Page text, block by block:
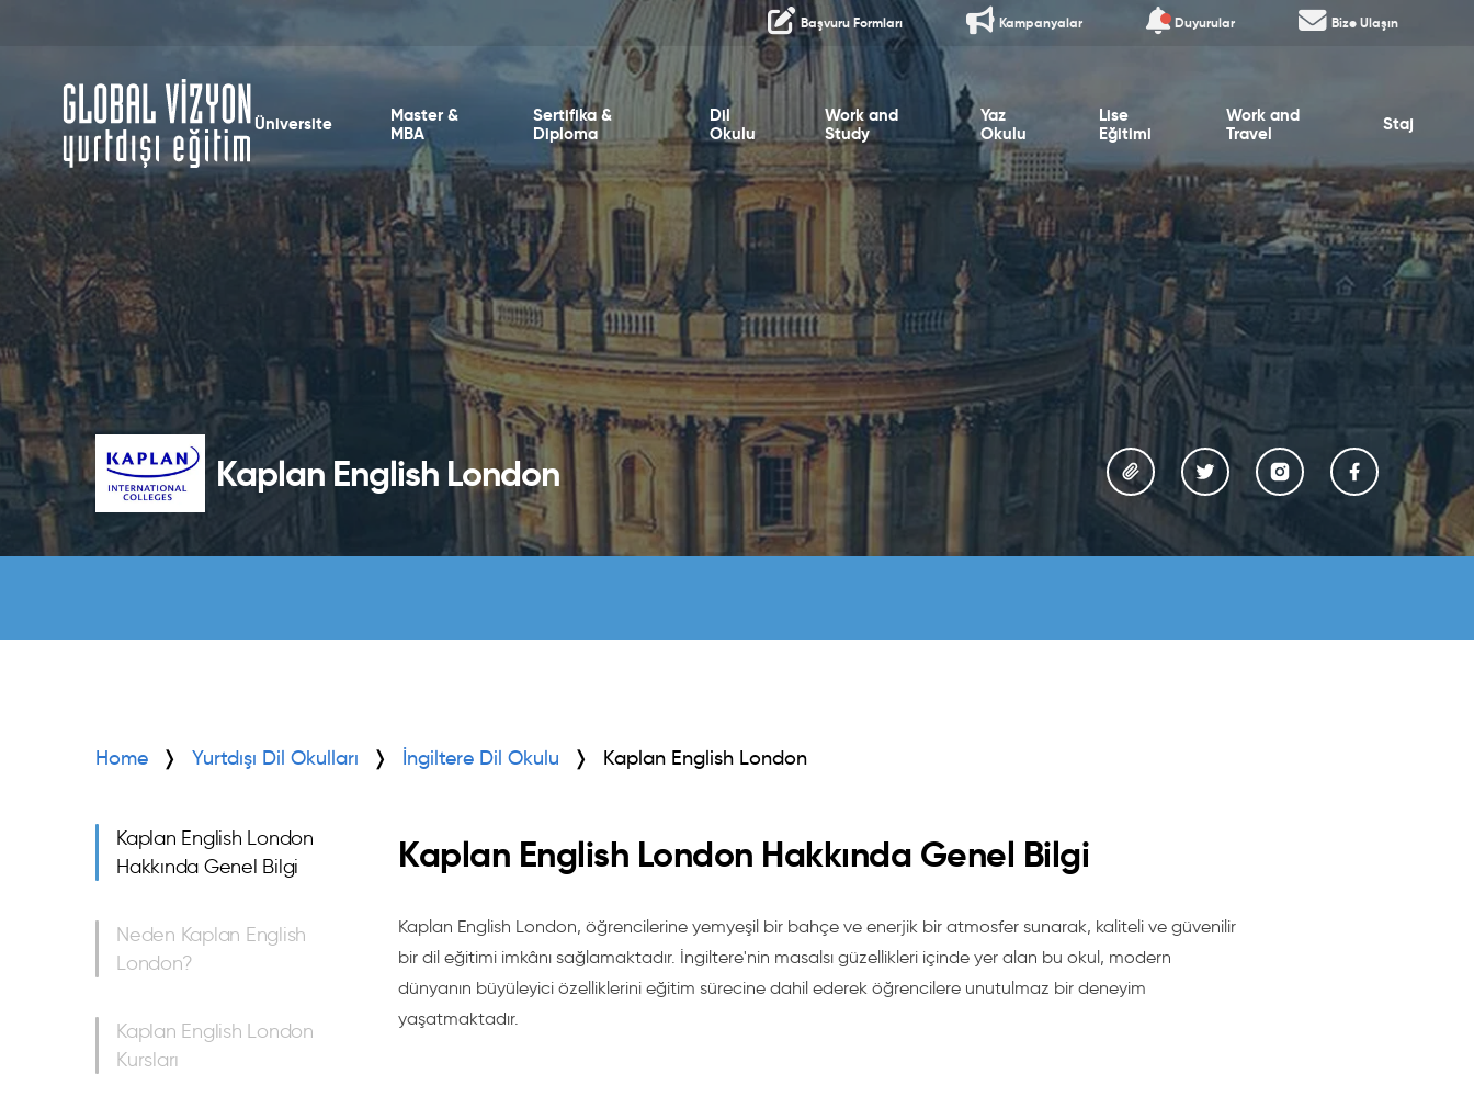
Bize Ulaşın
Duyurular
Kampanyalar
Başvuru Formları
Üniversite
Master &
MBA
Sertifika &
Diploma
Dil
Okulu
Work and
Study
Yaz
Okulu
Lise
Eğitimi
Work and
Travel
Staj
Kaplan English London
Home Yurtdışı Dil Okulları İngiltere Dil Okulu Kaplan English London
Kaplan English London
Hakkında Genel Bilgi
Neden Kaplan English
London?
Kaplan English London
Kursları
Kaplan English London Hakkında Genel Bilgi
Kaplan English London, öğrencilerine yemyeşil bir bahçe ve enerjik bir atmosfer sunarak, kaliteli ve güvenilir
bir dil eğitimi imkânı sağlamaktadır. İngiltere'nin masalsı güzellikleri içinde yer alan bu okul, modern
dünyanın büyüleyici özelliklerini eğitim sürecine dahil ederek öğrencilere unutulmaz bir deneyim
yaşatmaktadır.